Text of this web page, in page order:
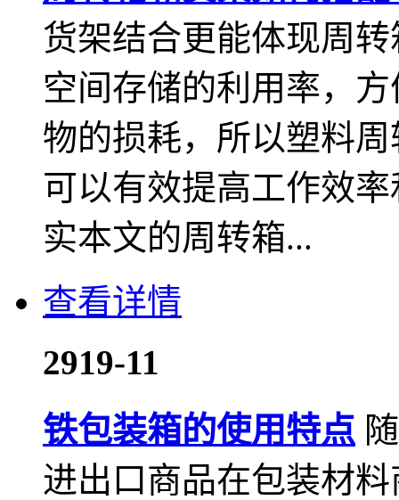
货架结合更能体现周
空间存储的利用率，
物的损耗，所以塑料
可以有效提高工作效
实本文的周转箱...
查看详情
2919-11
铁包装箱的使用特点
进出口商品在包装材